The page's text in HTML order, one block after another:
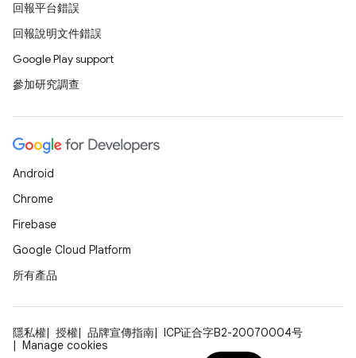
回報平台錯誤
回報說明文件錯誤
Google Play support
參加研究調查
Android
Chrome
Firebase
Google Cloud Platform
所有產品
隱私權 授權 品牌宣傳指南
ICP证合字B2-20070004号
Manage cookies